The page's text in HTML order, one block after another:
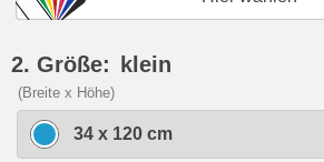
2. Größe: klein
(Breite x Höhe)
34 x 120 cm